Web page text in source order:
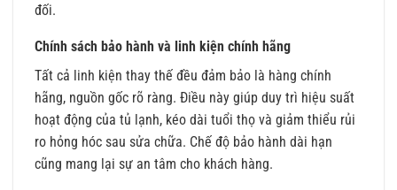
đối.
Chính sách bảo hành và linh kiện chính hãng
Tất cả linh kiện thay thế đều đảm bảo là hàng chính
hãng, nguồn gốc rõ ràng. Điều này giúp duy trì hiệu suất
hoạt động của tủ lạnh, kéo dài tuổi thọ và giảm thiểu rủi
ro hỏng hóc sau sửa chữa. Chế độ bảo hành dài hạn
cũng mang lại sự an tâm cho khách hàng.